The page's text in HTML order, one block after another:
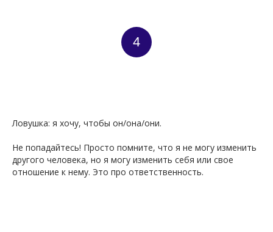
4
Ловушка: я хочу, чтобы он/она/они.
Не попадайтесь! Просто помните, что я не могу изменить
другого человека, но я могу изменить себя или свое
отношение к нему. Это про ответственность.